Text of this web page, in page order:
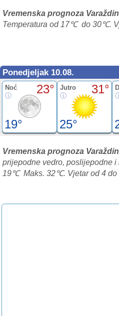
Vremenska prognoza
Temperatura od 17℃ do 30℃.
Ponedjeljak 10.08.
Noć 23°
19°
Jutro 31°
25°
Vremenska prognoza
prijepodne vedro, poslijepodne i
19℃ Maks. 32℃. Vjetar od 4 do